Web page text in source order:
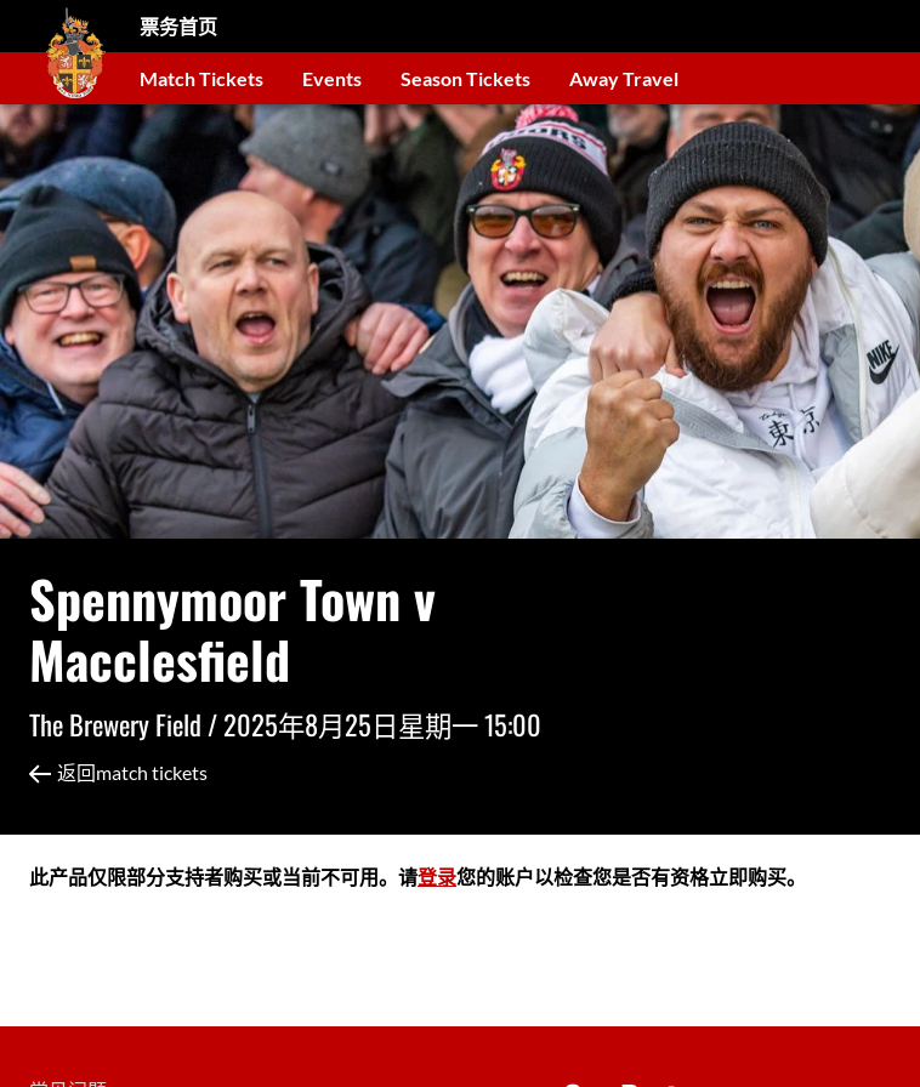
票务首页
Match Tickets Events Season Tickets Away Travel
Spennymoor Town v
Macclesfield
The Brewery Field /2025年8月25日星期一 15:00
返回match tickets
此产品仅限部分支持者购买或当前不可用。请登录您的账户以检查您是否有资格立即购买。